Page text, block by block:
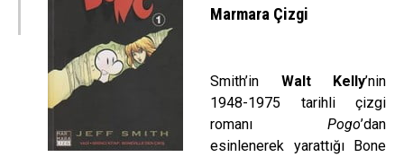
Marmara Çizgi
Smith’in Walt Kelly’nin
1948-1975 tarihli çizgi
romanı Pogo’dan
esinlenerek yarattığı Bone